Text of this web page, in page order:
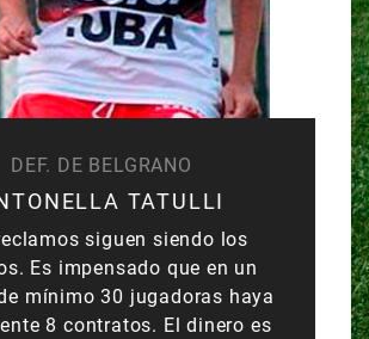
DEF. DE BELGRANO
TATULLI
siguen siendo los
Es impensado que en un
mínimo 30 jugadoras haya
8 contratos. El dinero es